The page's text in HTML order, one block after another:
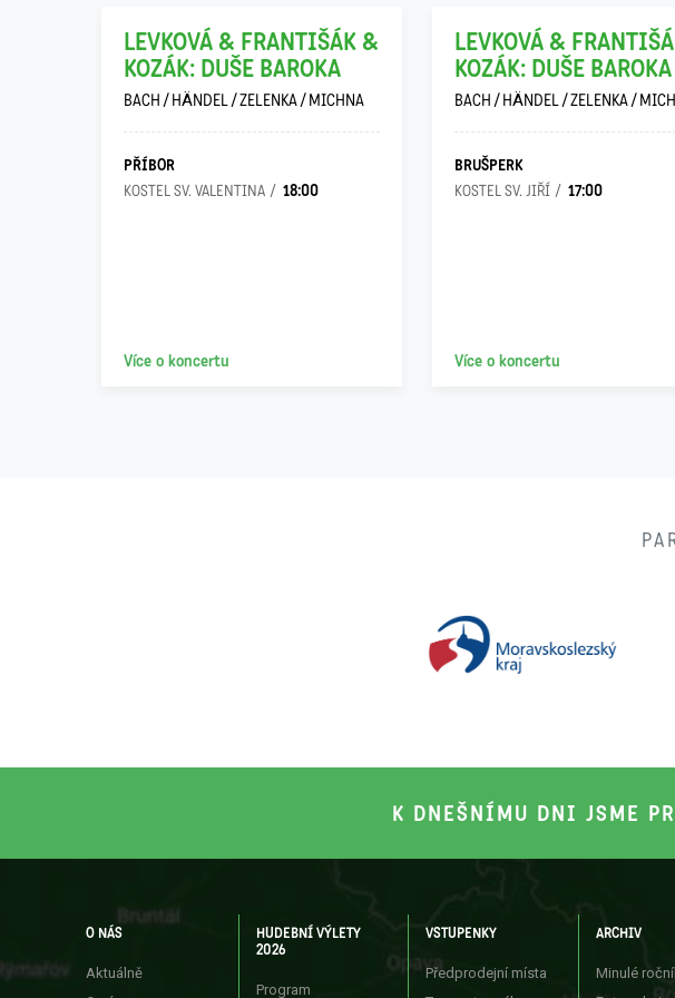
LEVKOVÁ & FRANTIŠÁK &
KOZÁK: DUŠE BAROKA
BACH / HÄNDEL / ZELENKA / MICHNA
PŘÍBOR
KOSTEL SV. VALENTINA 18:00
Více o koncertu
LEVKOVÁ &
KOZÁK: DUŠE BAROKA
BACH / HÄNDEL / ZELENKA /
BRUŠPERK
KOSTEL SV. JIŘÍ 17:00
Více o koncertu
K DNEŠNÍMU DNI JSME
O NÁS
Aktuálně
HUDEBNÍ VÝLETY
2026
Program
VSTUPENKY
Předprodejní místa
ARCHIV
Minulé